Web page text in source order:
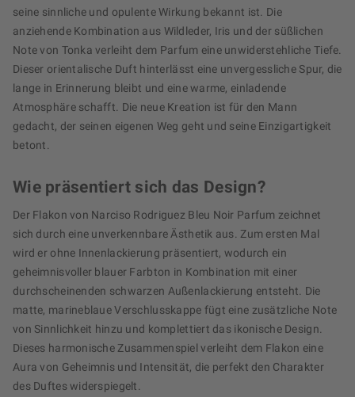
seine sinnliche und opulente Wirkung bekannt ist. Die
anziehende Kombination aus Wildleder, Iris und der süßlichen
Note von Tonka verleiht dem Parfum eine unwiderstehliche Tiefe.
Dieser orientalische Duft hinterlässt eine unvergessliche Spur, die
lange in Erinnerung bleibt und eine warme, einladende
Atmosphäre schafft. Die neue Kreation ist für den Mann
gedacht, der seinen eigenen Weg geht und seine Einzigartigkeit
betont.
Wie präsentiert sich das Design?
Der Flakon von Narciso Rodriguez Bleu Noir Parfum zeichnet
sich durch eine unverkennbare Ästhetik aus. Zum ersten Mal
wird er ohne Innenlackierung präsentiert, wodurch ein
geheimnisvoller blauer Farbton in Kombination mit einer
durchscheinenden schwarzen Außenlackierung entsteht. Die
matte, marineblaue Verschlusskappe fügt eine zusätzliche Note
von Sinnlichkeit hinzu und komplettiert das ikonische Design.
Dieses harmonische Zusammenspiel verleiht dem Flakon eine
Aura von Geheimnis und Intensität, die perfekt den Charakter
des Duftes widerspiegelt.